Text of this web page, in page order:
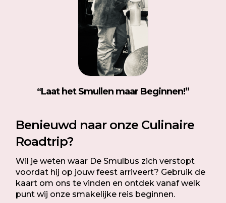
“Laat het Smullen maar Beginnen!”
Benieuwd naar onze Culinaire
Roadtrip?
Wil je weten waar De Smulbus zich verstopt
voordat hij op jouw feest arriveert? Gebruik de
kaart om ons te vinden en ontdek vanaf welk
punt wij onze smakelijke reis beginnen.